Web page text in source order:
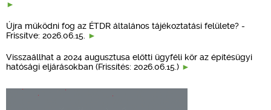
Újra működni fog az ÉTDR általános tájékoztatási felülete? -
Frissítve: 2026.06.15.
Visszaállhat a 2024 augusztusa előtti ügyféli kör az építésügyi
hatósági eljárásokban (Frissítés: 2026.06.15.)